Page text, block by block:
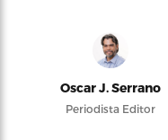
Oscar J. Serrano
Periodista Editor